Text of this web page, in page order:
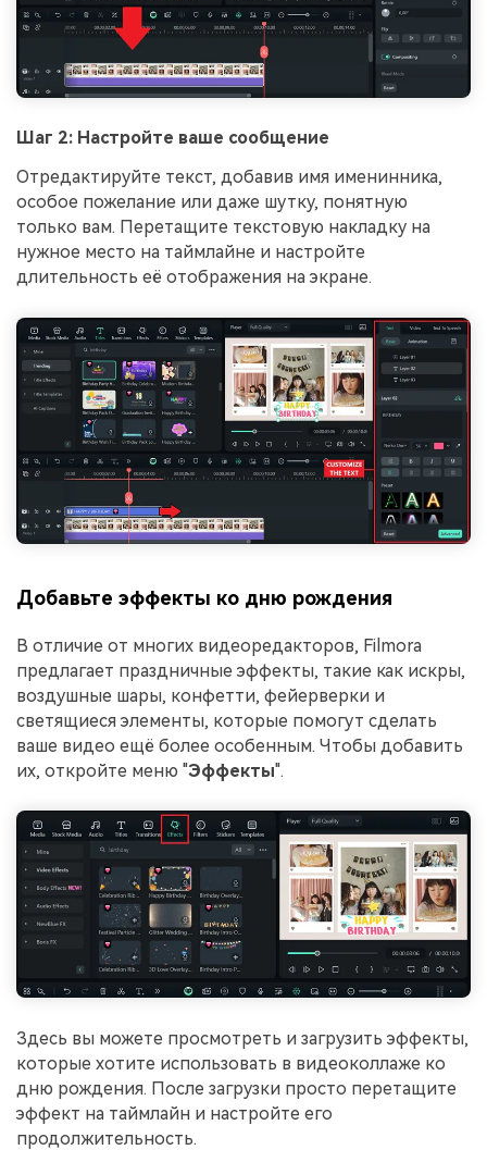
Шаг 2: Настройте ваше сообщение
Отредактируйте текст, добавив имя именинника,
особое пожелание или даже шутку, понятную
только вам. Перетащите текстовую накладку на
нужное место на таймлайне и настройте
длительность её отображения на экране.
Добавьте эффекты ко дню рождения
В отличие от многих видеоредакторов, Filmora
предлагает праздничные эффекты, такие как искры,
воздушные шары, конфетти, фейерверки и
светящиеся элементы, которые помогут сделать
ваше видео ещё более особенным. Чтобы добавить
их, откройте меню "Эффекты".
Здесь вы можете просмотреть и загрузить эффекты,
которые хотите использовать в видеоколлаже ко
дню рождения. После загрузки просто перетащите
эффект на таймлайн и настройте его
продолжительность.